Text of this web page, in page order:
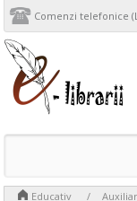
Comenzi telefonice
Educativ